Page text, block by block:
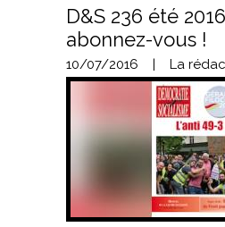
D&S 236 été
abonnez-vous !
10/07/2016 | La